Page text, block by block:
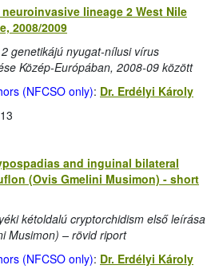
lineage 2 West Nile
2008/2009
genetikájú nyugat-nílusi vírus
Közép-Európában, 2008-09 között
(NFCSO only): Dr. Erdélyi Károly
and inguinal bilateral
(Ovis Gmelini Musimon) - short
kétoldalú cryptorchidism első leírása
Musimon) – rövid riport
(NFCSO only): Dr. Erdélyi Károly